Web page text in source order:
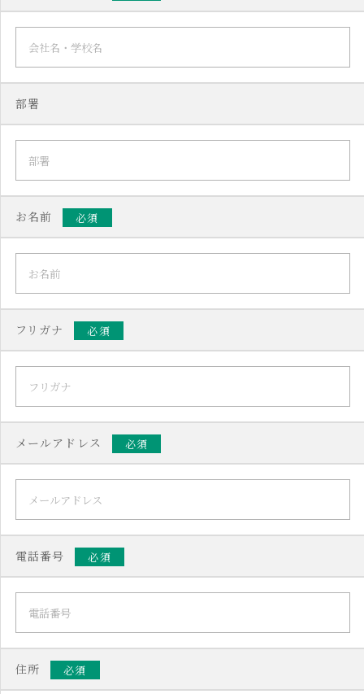
部署
お名前 必須
フリガナ 必須
メールアドレス 必須
電話番号 必須
住所 必須